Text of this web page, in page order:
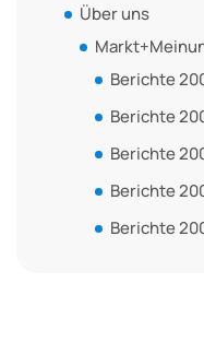
Über uns
Berichte
Berichte
Berichte
Berichte
Berichte